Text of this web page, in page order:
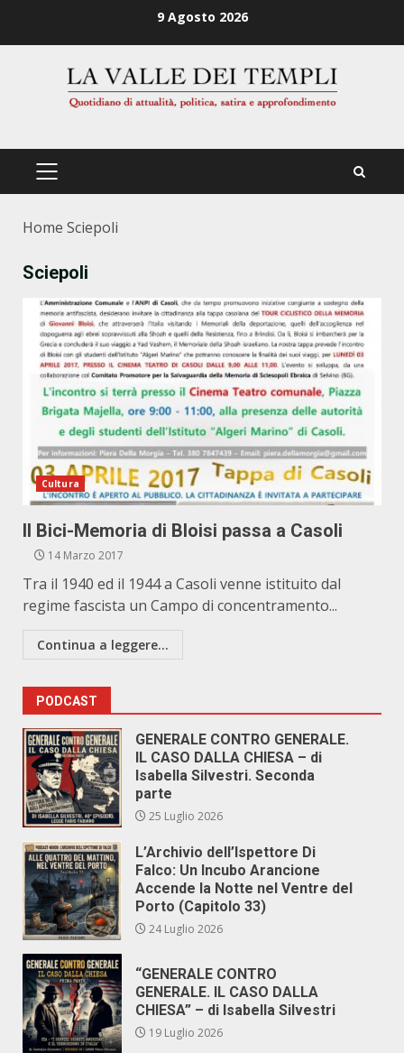
9 Agosto 2026
PRIMÄRES
Home Sciepoli
Sciepoli
Cultura
Il Bici-Memoria di Bloisi passa a Casoli
14 Marzo 2017
Tra il 1940 ed il 1944 a Casoli venne istituito dal
regime fascista un Campo di concentramento...
Continua a leggere...
PODCAST
GENERALE CONTRO GENERALE.
IL CASO DALLA CHIESA – di
Isabella Silvestri. Seconda
parte
25 Luglio 2026
L’Archivio dell’Ispettore Di
Falco: Un Incubo Arancione
Accende la Notte nel Ventre del
Porto (Capitolo 33)
24 Luglio 2026
“GENERALE CONTRO
GENERALE. IL CASO DALLA
CHIESA” – di Isabella Silvestri
19 Luglio 2026